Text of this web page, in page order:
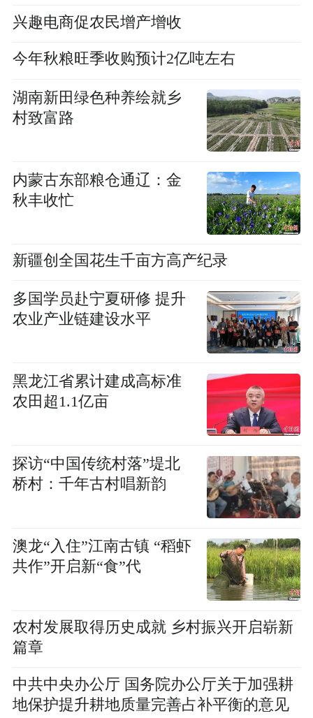
兴趣电商促农民增产增收
今年秋粮旺季收购预计2亿吨左右
湖南新田绿色种养绘就乡
村致富路
内蒙古东部粮仓通辽：金
秋丰收忙
新疆创全国花生千亩方高产纪录
多国学员赴宁夏研修 提升
农业产业链建设水平
黑龙江省累计建成高标准
农田超1.1亿亩
探访“中国传统村落”堤北
桥村：千年古村唱新韵
澳龙“入住”江南古镇 “稻虾
共作”开启新“食”代
农村发展取得历史成就 乡村振兴开启崭新
篇章
中共中央办公厅 国务院办公厅关于加强耕
地保护提升耕地质量完善占补平衡的意见